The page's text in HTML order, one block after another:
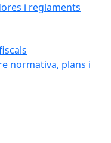
i reglaments
normativa, plans i